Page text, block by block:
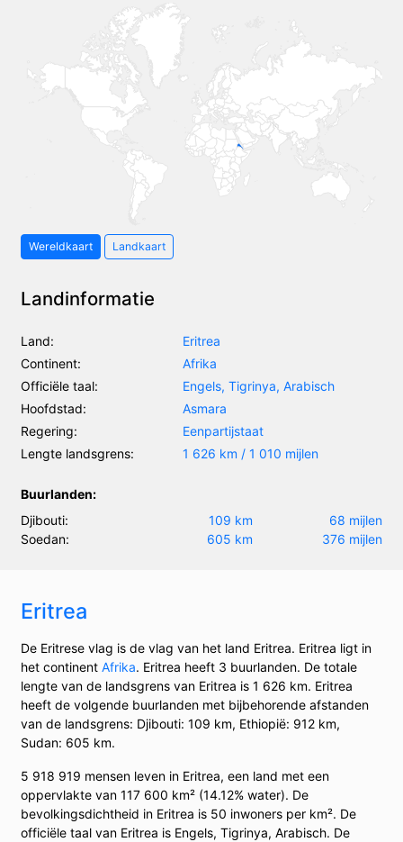
Wereldkaart Landkaart
Landinformatie
Land:
Eritrea
Continent:
Afrika
Officiële taal:
Engels, Tigrinya, Arabisch
Hoofdstad:
Asmara
Regering:
Eenpartijstaat
Lengte landsgrens:
1 626 km / 1 010 mijlen
Buurlanden:
Djibouti:
109 km
68 mijlen
Soedan:
605 km 376 mijlen
Eritrea
De Eritrese vlag is de vlag van het land Eritrea. Eritrea ligt in
het continent Afrika. Eritrea heeft 3 buurlanden. De totale
lengte van de landsgrens van Eritrea is 1 626 km. Eritrea
heeft de volgende buurlanden met bijbehorende afstanden
van de landsgrens: Djibouti: 109 km, Ethiopië: 912 km,
Sudan: 605 km.
5 918 919 mensen leven in Eritrea, een land met een
oppervlakte van 117 600 km² (14.12% water). De
bevolkingsdichtheid in Eritrea is 50 inwoners per km². De
officiële taal van Eritrea is Engels, Tigrinya, Arabisch. De